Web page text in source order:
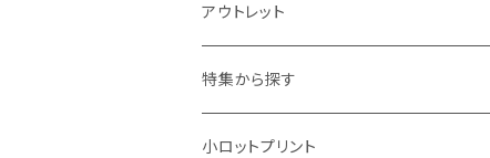
デスク周辺
イヤホン・ヘッドフォン
マウスパッド
モバイル周辺グッズ
除菌グッズ
パーテーション
マスク・フェイスシールド
アウトレット
アウトレット
ドリンクフェア
特集から探す
エンタメグッズ・イベント会場物販品
小ロットプリント